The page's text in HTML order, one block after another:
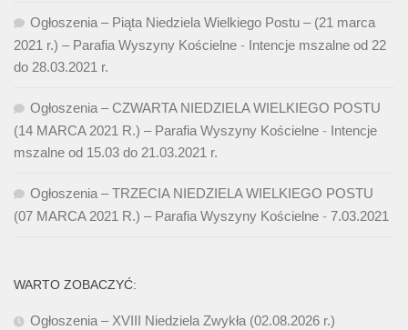
Ogłoszenia – Piąta Niedziela Wielkiego Postu – (21 marca
2021 r.) – Parafia Wyszyny Kościelne - Intencje mszalne od 22
do 28.03.2021 r.
Ogłoszenia – CZWARTA NIEDZIELA WIELKIEGO POSTU
(14 MARCA 2021 R.) – Parafia Wyszyny Kościelne - Intencje
mszalne od 15.03 do 21.03.2021 r.
Ogłoszenia – TRZECIA NIEDZIELA WIELKIEGO POSTU
(07 MARCA 2021 R.) – Parafia Wyszyny Kościelne - 7.03.2021
WARTO ZOBACZYĆ:
Ogłoszenia – XVIII Niedziela Zwykła (02.08.2026 r.)